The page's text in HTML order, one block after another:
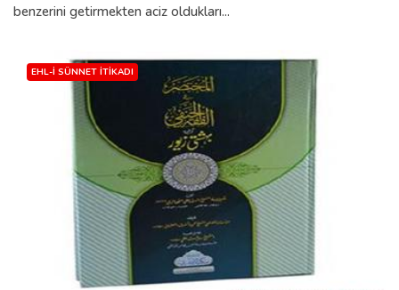
benzerini getirmekten aciz oldukları...
EHL-I SÜNNET İTIKADI